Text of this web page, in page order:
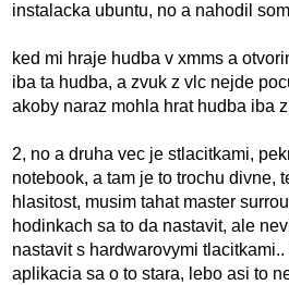
instalacka ubuntu, no a nahodil
ked mi hraje hudba v xmms a
iba ta hudba, a zvuk z vlc nejde
akoby naraz mohla hrat hudba iba
2, no a druha vec je stlacitkami,
notebook, a tam je to trochu divne,
hlasitost, musim tahat master
hodinkach sa to da nastavit, ale
nastavit s hardwarovymi
aplikacia sa o to stara, lebo asi to